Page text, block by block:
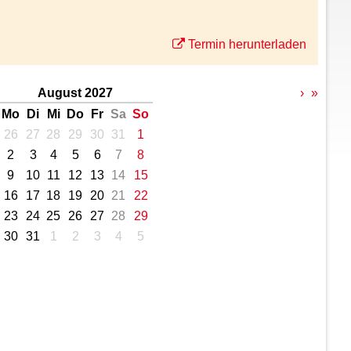
Termin herunterladen
August 2027
Mo
Di Mi Do Fr Sa So
26
27 28 29 30 31
1
2
3 4 5 6 7
8
9
10 11 12 13 14
15
16
17 18 19 20 21
22
23
24 25 26 27 28
29
30
31 1 2 3 4 5
› »